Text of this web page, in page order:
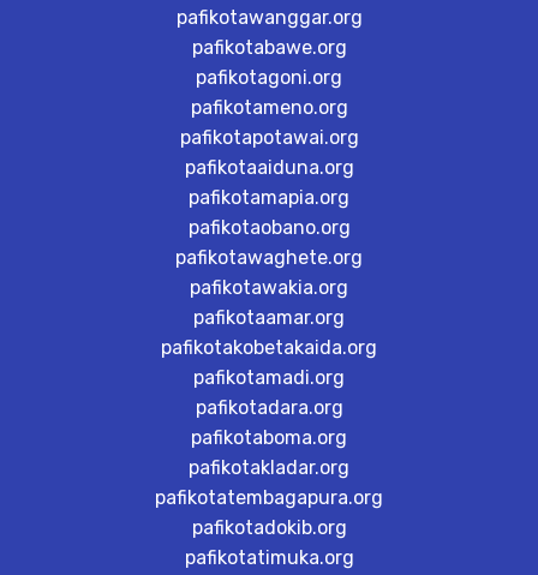
pafikotawanggar.org
pafikotabawe.org
pafikotagoni.org
pafikotameno.org
pafikotapotawai.org
pafikotaaiduna.org
pafikotamapia.org
pafikotaobano.org
pafikotawaghete.org
pafikotawakia.org
pafikotaamar.org
pafikotakobetakaida.org
pafikotamadi.org
pafikotadara.org
pafikotaboma.org
pafikotakladar.org
pafikotatembagapura.org
pafikotadokib.org
pafikotatimuka.org